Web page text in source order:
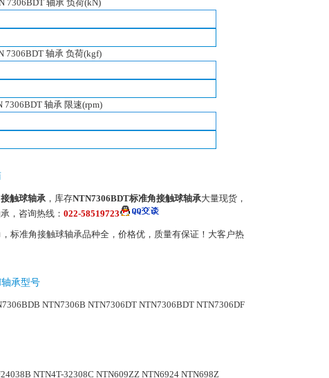
7306BDT 轴承 负荷(kN)
7306BDT 轴承 负荷(kgf)
7306BDT 轴承 限速(rpm)
触球轴承 ，库存NTN7306BDT标准角接触球轴承大量现货，
，咨询热线： 022-58519723
，标准角接触球轴承品种全，价格优，质量有保证！大客户热
承型号
NTN7306B NTN7306DT NTN7306BDT NTN7306DF
NTN4T-32308C NTN609ZZ NTN6924 NTN698Z